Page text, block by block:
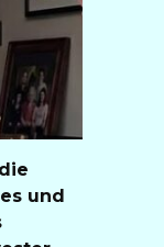
und